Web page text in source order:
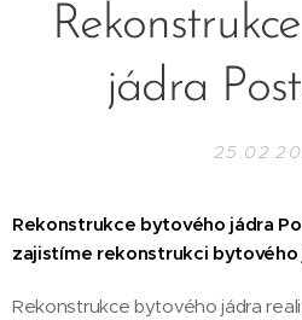
jádra
Rekonstrukce bytového jádra
zajistíme rekonstrukci
Rekonstrukce bytového jádra